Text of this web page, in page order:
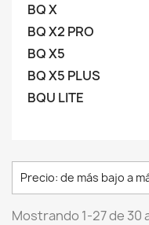
BQ X
BQ X2 PRO
BQ X5
BQ X5 PLUS
BQU LITE
Precio: de más bajo a
Mostrando 1-27 de 30